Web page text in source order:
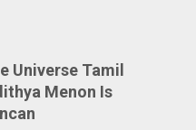
Universe Tamil
Menon Is